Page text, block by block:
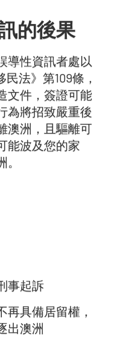
的後果
導性資訊者處以
法》第109條，
文件，簽證可能
為將招致嚴重後
澳洲，且驅離可
能波及您的家
事起訴
再具備居留權，
出澳洲